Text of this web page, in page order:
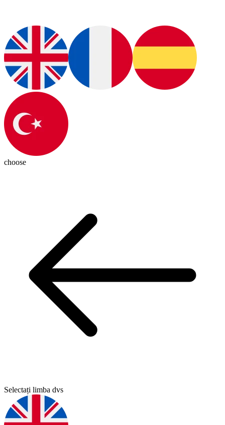
choose
Selectați limba dvs